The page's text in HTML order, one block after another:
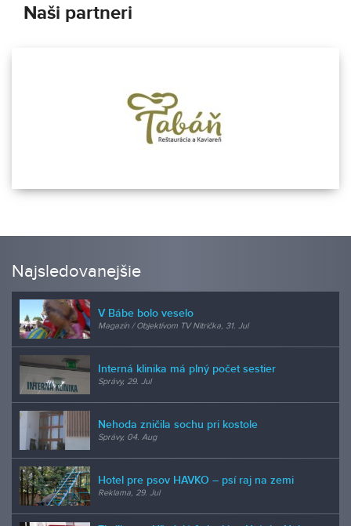
Naši partneri
Najsledovanejšie
V Bábe bolo veselo
Magazín / Objektívom TV Nitrička, 31. Jul
Interná klinika má plný počet sestier
Správy, 29. Jul
Nehoda zničila sochu pri kostole
Správy, 04. Aug
Hotel pre psov HAVKO – psí raj na zemi
Reklama, 29. Jul